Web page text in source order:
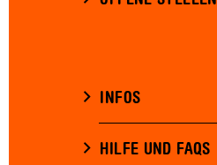
INFOS
HILFE UND FAQS